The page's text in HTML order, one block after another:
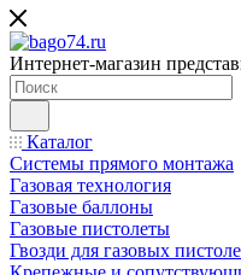
Интернет-магазин
Каталог
Системы прямого монтажа
Газовая технология
Газовые баллоны
Газовые пистолеты
Гвозди для газовых